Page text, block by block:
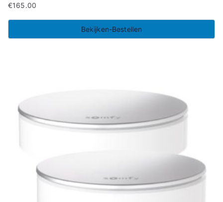
€165.00
Bekijken-Bestellen